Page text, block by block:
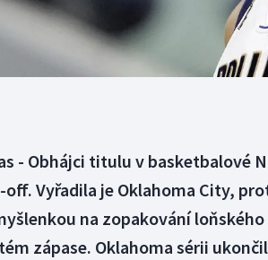
Gymnastika
- Obhájci titulu v basketbalové
off. Vyřadila je Oklahoma City,
na zopakování
zápase. Oklahoma sérii